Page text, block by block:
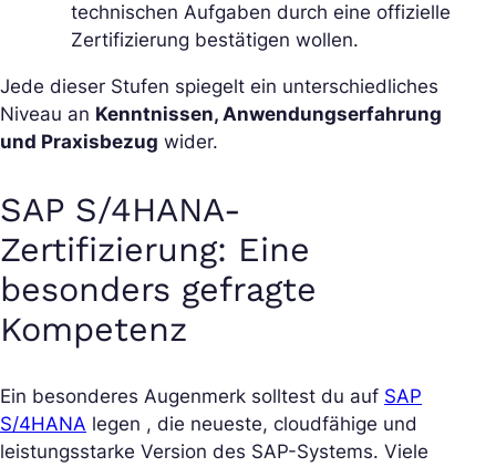
technischen Aufgaben durch eine offizielle
Zertifizierung bestätigen wollen.
Jede dieser Stufen spiegelt ein unterschiedliches
Niveau an Kenntnissen, Anwendungserfahrung
und Praxisbezug wider.
SAP S/4HANA-
Zertifizierung: Eine
besonders gefragte
Kompetenz
Ein besonderes Augenmerk solltest du auf SAP
S/4HANA legen , die neueste, cloudfähige und
leistungsstarke Version des SAP-Systems. Viele